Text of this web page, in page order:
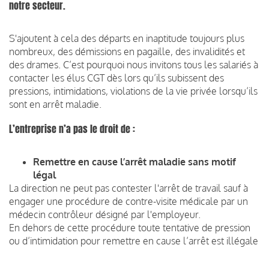
notre secteur.
S'ajoutent à cela des départs en inaptitude toujours plus
nombreux, des démissions en pagaille, des invalidités et
des drames. C’est pourquoi nous invitons tous les salariés à
contacter les élus CGT dès lors qu’ils subissent des
pressions, intimidations, violations de la vie privée lorsqu’ils
sont en arrêt maladie.
L’entreprise n’a pas le droit de :
Remettre en cause l’arrêt maladie sans motif
légal
La direction ne peut pas contester l'arrêt de travail sauf à
engager une procédure de contre-visite médicale par un
médecin contrôleur désigné par l'employeur.
En dehors de cette procédure toute tentative de pression
ou d’intimidation pour remettre en cause l’arrêt est illégale